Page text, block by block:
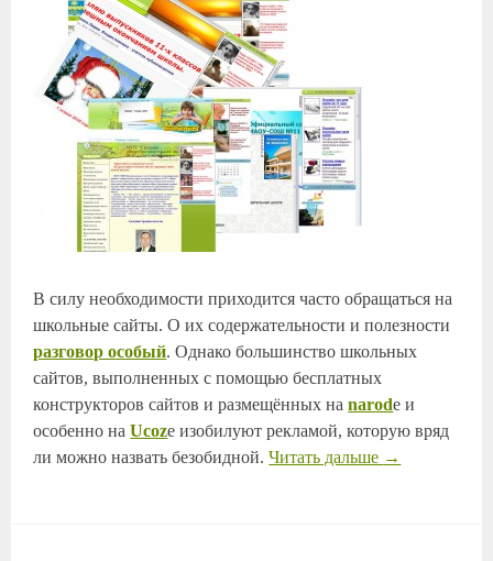
В силу необходимости приходится часто обращаться на
школьные сайты. О их содержательности и полезности
разговор особый. Однако большинство школьных
сайтов, выполненных с помощью бесплатных
конструкторов сайтов и размещённых наnarodе и
особенно наUcozе изобилуют рекламой, которую вряд
ли можно назвать безобидной.Читать дальше →